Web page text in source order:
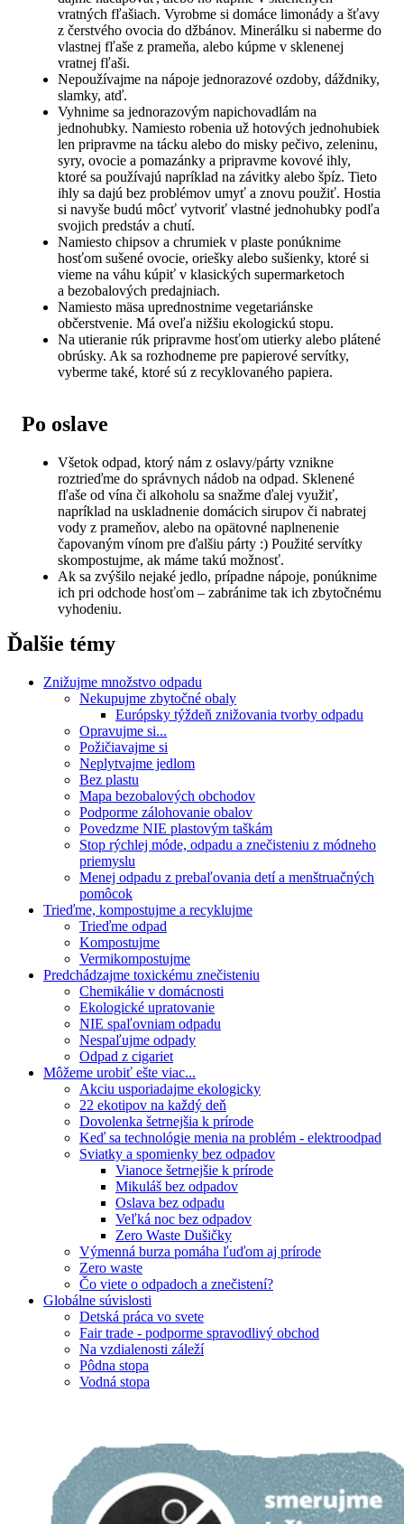
vratných fľašiach. Vyrobme si domáce limonády a šťavy
z čerstvého ovocia do džbánov. Minerálku si naberme do
vlastnej fľaše z prameňa, alebo kúpme v sklenenej
vratnej fľaši.
Nepoužívajme na nápoje jednorazové ozdoby, dáždniky,
slamky, atď.
Vyhnime sa jednorazovým napichovadlám na
jednohubky. Namiesto robenia už hotových jednohubiek
len pripravme na tácku alebo do misky pečivo, zeleninu,
syry, ovocie a pomazánky a pripravme kovové ihly,
ktoré sa používajú napríklad na závitky alebo špíz. Tieto
ihly sa dajú bez problémov umyť a znovu použiť. Hostia
si navyše budú môcť vytvoriť vlastné jednohubky podľa
svojich predstáv a chutí.
Namiesto chipsov a chrumiek v plaste ponúknime
hosťom sušené ovocie, oriešky alebo sušienky, ktoré si
vieme na váhu kúpiť v klasických supermarketoch
a bezobalových predajniach.
Namiesto mäsa uprednostnime vegetariánske
občerstvenie. Má oveľa nižšiu ekologickú stopu.
Na utieranie rúk pripravme hosťom utierky alebo plátené
obrúsky. Ak sa rozhodneme pre papierové servítky,
vyberme také, ktoré sú z recyklovaného papiera.
Po oslave
Všetok odpad, ktorý nám z oslavy/párty vznikne
roztrieďme do správnych nádob na odpad. Sklenené
fľaše od vína či alkoholu sa snažme ďalej využiť,
napríklad na uskladnenie domácich sirupov či nabratej
vody z prameňov, alebo na opätovné naplnenenie
čapovaným vínom pre ďalšiu párty :) Použité servítky
skompostujme, ak máme takú možnosť.
Ak sa zvýšilo nejaké jedlo, prípadne nápoje, ponúknime
ich pri odchode hosťom – zabránime tak ich zbytočnému
vyhodeniu.
Ďalšie témy
Znižujme množstvo odpadu
Nekupujme zbytočné obaly
Európsky týždeň znižovania tvorby odpadu
Opravujme si...
Požičiavajme si
Neplytvajme jedlom
Bez plastu
Mapa bezobalových obchodov
Podporme zálohovanie obalov
Povedzme NIE plastovým taškám
Stop rýchlej móde, odpadu a znečisteniu z módneho
priemyslu
Menej odpadu z prebaľovania detí a menštruačných
pomôcok
Trieďme, kompostujme a recyklujme
Trieďme odpad
Kompostujme
Vermikompostujme
Predchádzajme toxickému znečisteniu
Chemikálie v domácnosti
Ekologické upratovanie
NIE spaľovniam odpadu
Nespaľujme odpady
Odpad z cigariet
Môžeme urobiť ešte viac...
Akciu usporiadajme ekologicky
22 ekotipov na každý deň
Dovolenka šetrnejšia k prírode
Keď sa technológie menia na problém - elektroodpad
Sviatky a spomienky bez odpadov
Vianoce šetrnejšie k prírode
Mikuláš bez odpadov
Oslava bez odpadu
Veľká noc bez odpadov
Zero Waste Dušičky
Výmenná burza pomáha ľuďom aj prírode
Zero waste
Čo viete o odpadoch a znečistení?
Globálne súvislosti
Detská práca vo svete
Fair trade - podporme spravodlivý obchod
Na vzdialenosti záleží
Pôdna stopa
Vodná stopa